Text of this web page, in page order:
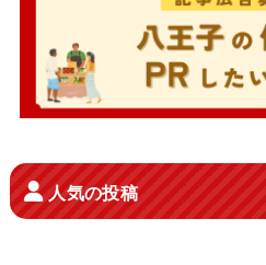
人気の投稿